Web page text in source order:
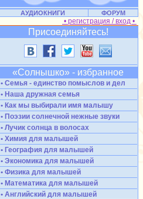
АУДИОКНИГИ ФОРУМ
• регистрация / вход •
Присоединяйтесь!
«Солнышко» - избранное
• Семья - единство помыслов и дел
• Наша дружная семья
• Как мы выбирали имя малышу
• Поэзии солнечной нежные звуки
• Лучик солнца в волосах
• Химия для малышей
• География для малышей
• Экономика для малышей
• Физика для малышей
• Математика для малышей
• Английский для малышей